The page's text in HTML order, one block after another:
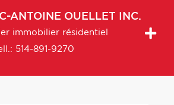
ANTOINE OUELLET INC.
immobilier résidentiel
514-891-9270